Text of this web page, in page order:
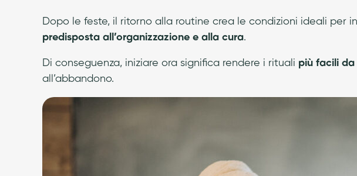
Dopo le feste, il ritorno alla routine crea le condizioni ideali per
predisposta all’organizzazione e alla cura.
Di conseguenza, iniziare ora significa rendere i rituali più facili da
all’abbandono.